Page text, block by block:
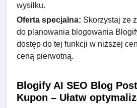
wysiłku.
Oferta specjalna: Skorzystaj ze
do planowania blogowania
dostęp do tej funkcji w niższej
ceną pierwotną.
Blogify AI SEO Blog
Kupon – Ułatw